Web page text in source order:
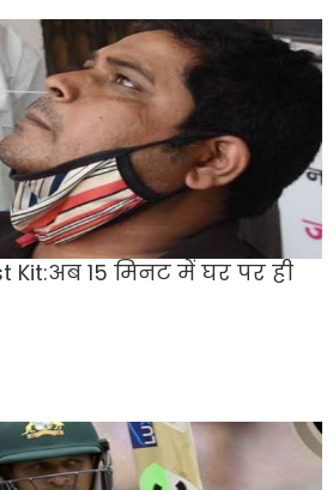
Kit:अब 15 मिनट में घर पर ही